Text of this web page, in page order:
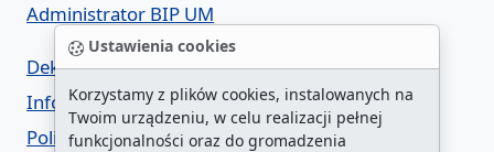
Ustawienia cookies
Korzystamy z plików cookies, instalowanych na
Twoim urządzeniu, w celu realizacji pełnej
funkcjonalności oraz do gromadzenia
Administrator BIP UM
Deklaracja dostępności
Informacja o urzędzie w ETR
Polityka prywatności